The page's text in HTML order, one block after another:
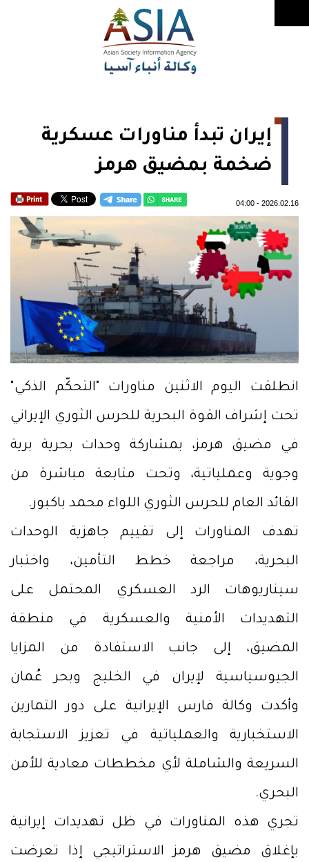
إيران تبدأ مناورات عسكرية
ضخمة بمضيق هرمز
2026.02.16
-
04:00
انطلقت اليوم الاثنين مناورات "التحكّم الذكي"
تحت إشراف القوة البحرية للحرس الثوري الإيراني
في مضيق هرمز، بمشاركة وحدات بحرية برية
وجوية وعملياتية، وتحت متابعة مباشرة من
القائد العام للحرس الثوري اللواء محمد باكبور.
تهدف المناورات إلى تقييم جاهزية الوحدات
البحرية، مراجعة خطط التأمين، واختبار
سيناريوهات الرد العسكري المحتمل على
التهديدات الأمنية والعسكرية في منطقة
المضيق، إلى جانب الاستفادة من المزايا
الجيوسياسية لإيران في الخليج وبحر عُمان
وأكدت وكالة فارس الإيرانية على دور التمارين
الاستخبارية والعملياتية في تعزيز الاستجابة
السريعة والشاملة لأي مخططات معادية للأمن
البحري.
تجري هذه المناورات في ظل تهديدات إيرانية
بإغلاق مضيق هرمز الاستراتيجي إذا تعرضت